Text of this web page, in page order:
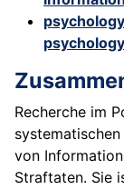
Recherche im
von
Straftaten. Sie